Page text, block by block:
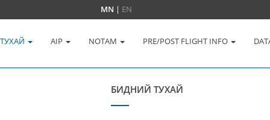
MN | EN
AIP NOTAM PRE/POST FLIGHT INFO
БИДНИЙ ТУХАЙ